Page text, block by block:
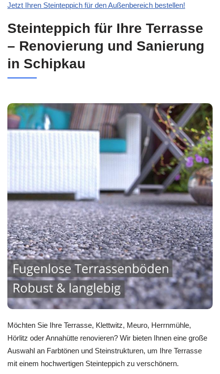
Jetzt Ihren Steinteppich für den Außenbereich bestellen!
Steinteppich für Ihre Terrasse
– Renovierung und Sanierung
in Schipkau
Möchten Sie Ihre Terrasse, Klettwitz, Meuro, Herrnmühle,
Hörlitz oder Annahütte renovieren? Wir bieten Ihnen eine große
Auswahl an Farbtönen und Steinstrukturen, um Ihre Terrasse
mit einem hochwertigen Steinteppich zu verschönern.